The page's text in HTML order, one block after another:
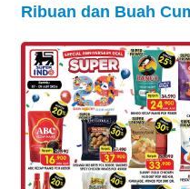
Ribuan dan Buah